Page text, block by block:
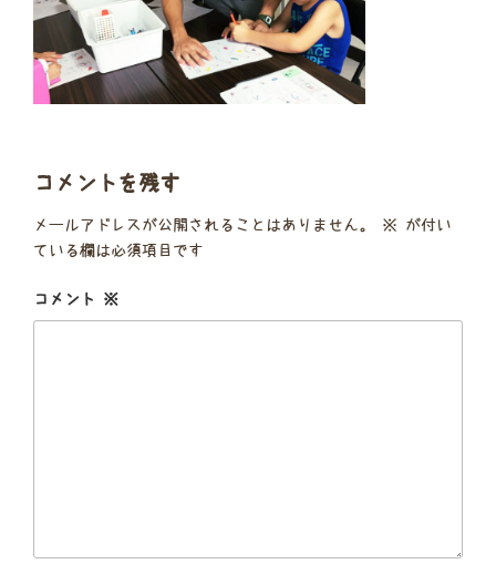
コメントを残す
メールアドレスが公開されることはありません。 ※ が付い
ている欄は必須項目です
コメント ※